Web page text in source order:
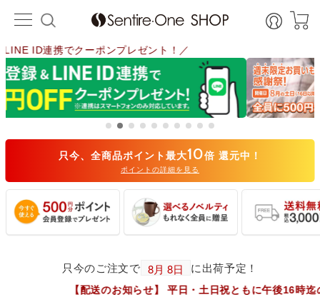
＼週末限定 お買い物感謝祭！／
只今、全商品ポイント最大10倍 還元中！
ポイントの詳細を見る
只今のご注文で に出荷予定！
【配送のお知らせ】 平日・土日祝ともに午後16時迄の